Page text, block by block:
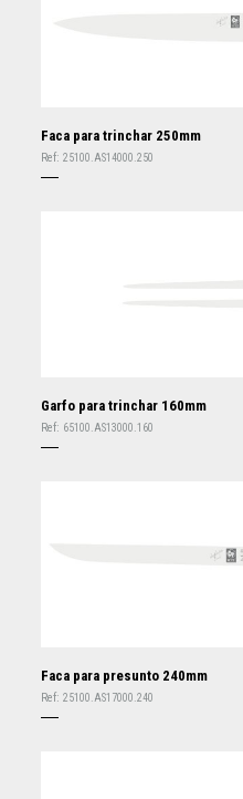
Faca para trinchar 250mm
Ref: 25100.AS14000.250
Garfo para trinchar 160mm
Ref: 65100.AS13000.160
Faca para presunto 240mm
Ref: 25100.AS17000.240